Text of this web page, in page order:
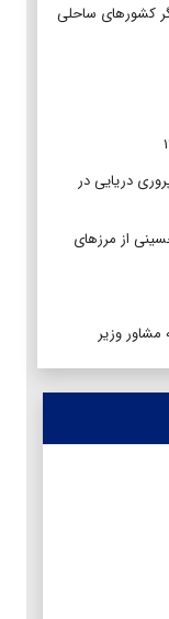
کشورهای ساحلی
دریایی در
و ۲۰۰ هزار زائر حسینی از مرزهای
وزیر